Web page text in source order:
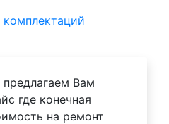
Вам
где конечная
на ремонт